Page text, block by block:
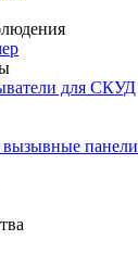
для СКУД
вызывные панели